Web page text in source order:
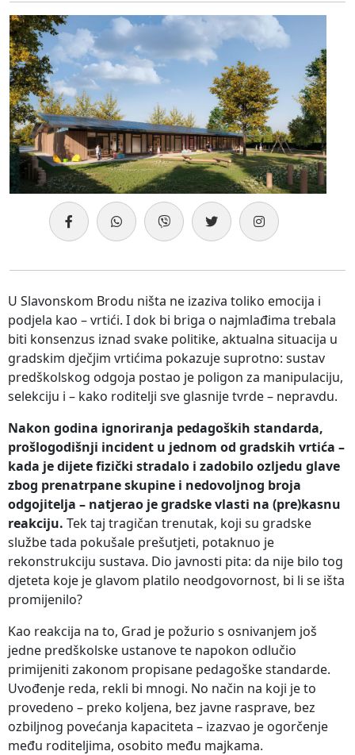
U Slavonskom Brodu ništa ne izaziva toliko emocija i
podjela kao – vrtići. I dok bi briga o najmlađima trebala
biti konsenzus iznad svake politike, aktualna situacija u
gradskim dječjim vrtićima pokazuje suprotno: sustav
predškolskog odgoja postao je poligon za manipulaciju,
selekciju i – kako roditelji sve glasnije tvrde – nepravdu.
Nakon godina ignoriranja pedagoških standarda,
prošlogodišnji incident u jednom od gradskih vrtića –
kada je dijete fizički stradalo i zadobilo ozljedu glave
zbog prenatrpane skupine i nedovoljnog broja
odgojitelja – natjerao je gradske vlasti na (pre)kasnu
reakciju. Tek taj tragičan trenutak, koji su gradske
službe tada pokušale prešutjeti, potaknuo je
rekonstrukciju sustava. Dio javnosti pita: da nije bilo tog
djeteta koje je glavom platilo neodgovornost, bi li se išta
promijenilo?
Kao reakcija na to, Grad je požurio s osnivanjem još
jedne predškolske ustanove te napokon odlučio
primijeniti zakonom propisane pedagoške standarde.
Uvođenje reda, rekli bi mnogi. No način na koji je to
provedeno – preko koljena, bez javne rasprave, bez
ozbiljnog povećanja kapaciteta – izazvao je ogorčenje
među roditeljima, osobito među majkama.